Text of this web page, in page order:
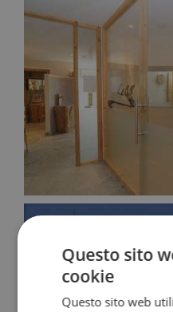
Questo sito
cookie
Questo sito web